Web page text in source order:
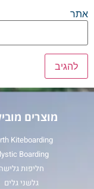
אתר
מוצרים
Kiteboarding
Boarding
חליפות גלישה
גלשני גלים